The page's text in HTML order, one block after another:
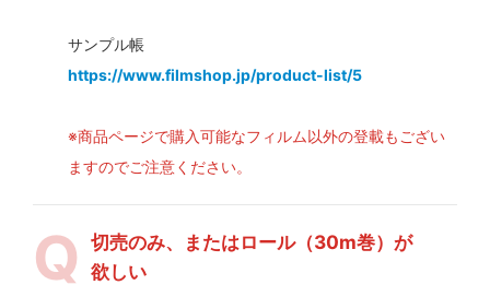
サンプル帳
https://www.filmshop.jp/product-list/5
※商品ページで購入可能なフィルム以外の登載もござい
ますのでご注意ください。
切売のみ、またはロール（30m巻）が
欲しい